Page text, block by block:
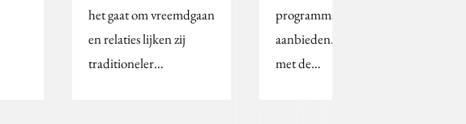
het gaat om vreemdgaan
en relaties lijken zij
traditioneler…
programma's
aanbieden. Het gaat
met de…